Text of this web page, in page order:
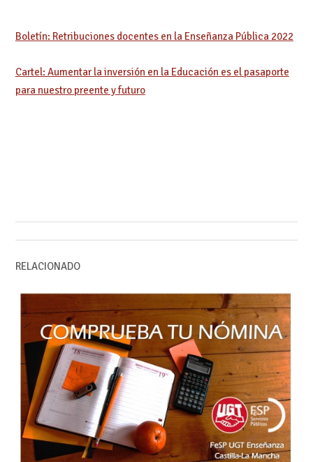
Boletín: Retribuciones docentes en la Enseñanza Pública 2022
Cartel: Aumentar la inversión en la Educación es el pasaporte
para nuestro preente y futuro
RELACIONADO